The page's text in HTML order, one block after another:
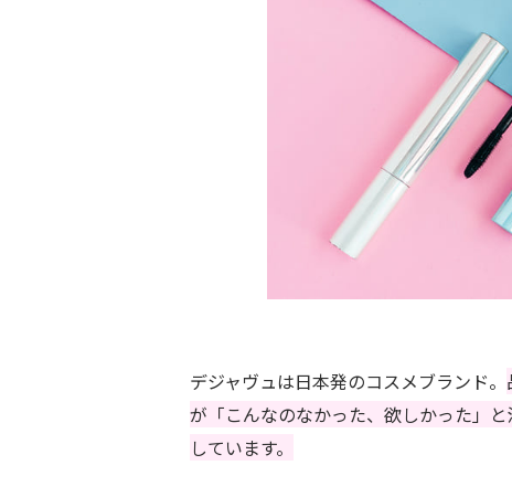
デジャヴュは日本発のコスメブランド。
が「こんなのなかった、欲しかった」
しています。